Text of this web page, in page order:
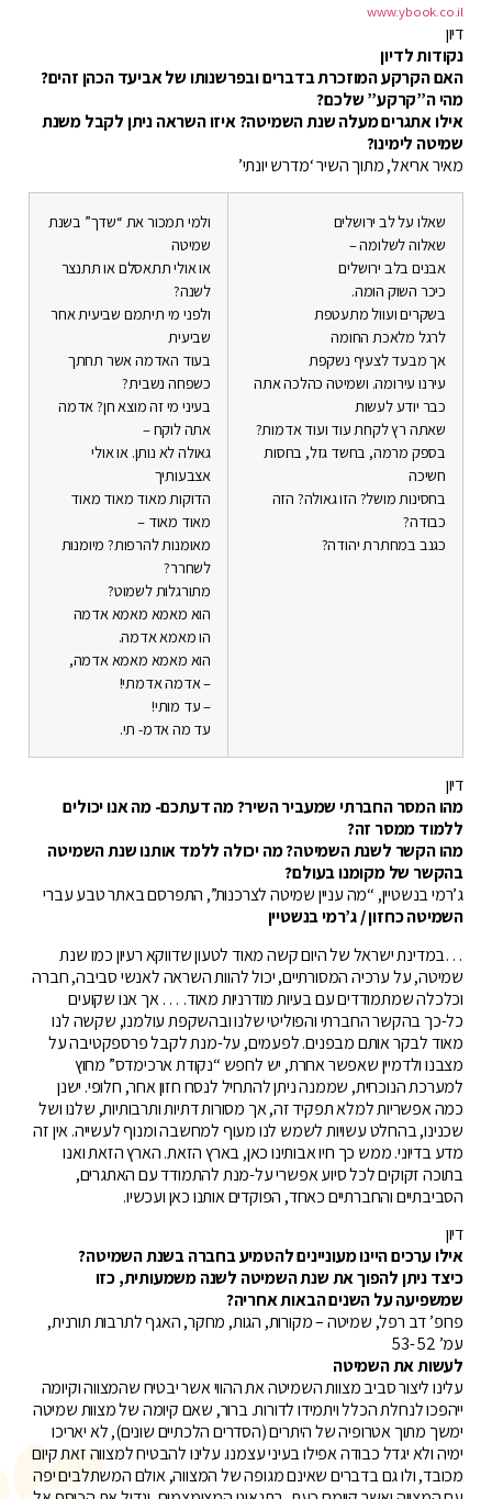
www.ybook.co.il
דיון
נקודות לדיון
האם הקרקע המוזכרת בדברים ובפרשנותו של אביעד הכהן זהים?
מהי ה”קרקע” שלכם?
אילו אתגרים מעלה שנת השמיטה? איזו השראה ניתן לקבל משנת
שמיטה לימינו?
מאיר אריאל, מתוך השיר ‘מדרש יונתי’
שאלו על לב ירושלים
שאלוה לשלומה –
אבנים בלב ירושלים
כיכר השוק הומה.
בשקרים ועוול מתעטפת
לרגל מלאכת החומה
אך מבעד לצעיף נשקפת
עירנו עירומה. ושמיטה כהלכה אתה
כבר יודע לעשות
שאתה רץ לקחת עוד ועוד אדמות?
בספק מרמה, בחשד גזל, בחסות
חשיכה
בחסינות מושל? הזו גאולה? הזה
כבודה?
כגנב במחתרת יהודה?
ולמי תמכור את “שדך” בשנת
שמיטה
או אולי תתאסלם או תתנצר
לשנה?
ולפני מי תיתמם שביעית אחר
שביעית
בעוד האדמה אשר תחתך
כשפחה נשבית?
בעיני מי זה מוצא חן? אדמה
אתה לוקח –
גאולה לא נותן. או אולי
אצבעותיך
הדוקות מאוד מאוד מאוד
מאוד מאוד –
מאומנות להרפות? מיומנות
לשחרר?
מתורגלות לשמוט?
הוא מאמא מאמא אדמה
הו מאמא אדמה.
הוא מאמא מאמא אדמה,
– אדמה אדמתי!
– עד מותי!
עד מה אדמ- תי.
דיון
מהו המסר החברתי שמעביר השיר? מה דעתכם- מה אנו יכולים
ללמוד ממסר זה?
מהו הקשר לשנת השמיטה? מה יכולה ללמד אותנו שנת השמיטה
בהקשר של מקומנו בעולם?
ג’רמי בנשטיין, “מה עניין שמיטה לצרכנות”, התפרסם באתר טבע עברי
השמיטה כחזון / ג’רמי בנשטיין
…במדינת ישראל של היום קשה מאוד לטעון שדווקא רעיון כמו שנת
שמיטה, על ערכיה המסורתיים, יכול להוות השראה לאנשי סביבה, חברה
וכלכלה שמתמודדים עם בעיות מודרניות מאוד. … אך אנו שקועים
כל-כך בהקשר החברתי והפוליטי שלנו ובהשקפת עולמנו, שקשה לנו
מאוד לבקר אותם מבפנים. לפעמים, על-מנת לקבל פרספקטיבה על
מצבנו ולדמיין שאפשר אחרת, יש לחפש “נקודת ארכימדס” מחוץ
למערכת הנוכחית, שממנה ניתן להתחיל לנסח חזון אחר, חלופי. ישנן
כמה אפשריות למלא תפקיד זה, אך מסורות דתיות ותרבותיות, שלנו ושל
שכנינו, בהחלט עשויות לשמש לנו מעוף למחשבה ומנוף לעשייה. אין זה
מדע בדיוני. ממש כך חיו אבותינו כאן, בארץ הזאת. הארץ הזאת ואנו
בתוכה זקוקים לכל סיוע אפשרי על-מנת להתמודד עם האתגרים,
הסביבתיים והחברתיים כאחד, הפוקדים אותנו כאן ועכשיו.
דיון
אילו ערכים היינו מעוניינים להטמיע בחברה בשנת השמיטה?
כיצד ניתן להפוך את שנת השמיטה לשנה משמעותית, כזו
שמשפיעה על השנים הבאות אחריה?
פרופ’ דב רפל, שמיטה – מקורות, הגות, מחקר, האגף לתרבות תורנית,
עמ’ 52 -53
לעשות את השמיטה
עלינו ליצור סביב מצוות השמיטה את ההווי אשר יבטיח שהמצווה וקיומה
ייהפכו לנחלת הכלל ויתמידו לדורות. ברור, שאם קיומה של מצוות שמיטה
ימשך מתוך אטרופיה של היתרים (הסדרים הלכתיים שונים), לא יאריכו
ימיה ולא יגדל כבודה אפילו בעיני עצמנו. עלינו להבטיח למצווה זאת קיום
מכובד, ולו גם בדברים שאינם מגופה של המצווה, אולם המשתלבים יפה